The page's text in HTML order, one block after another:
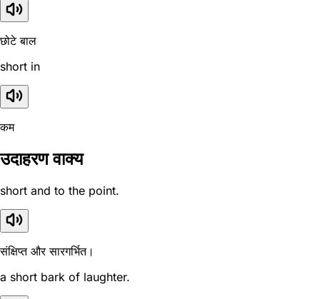
छोटे बाल
short in
कम
उदाहरण वाक्य
short and to the point.
संक्षिप्त और सारगर्भित।
a short bark of laughter.